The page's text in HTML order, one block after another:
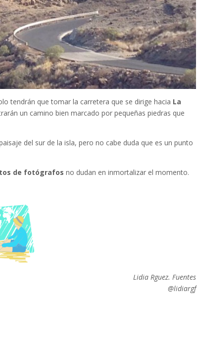
tendrán que tomar la carretera que se dirige hacia La
un camino bien marcado por pequeñas piedras que
del sur de la isla, pero no cabe duda que es un punto
de fotógrafosno dudan en inmortalizar el momento.
Lidia Rguez. Fuentes
@lidiargf